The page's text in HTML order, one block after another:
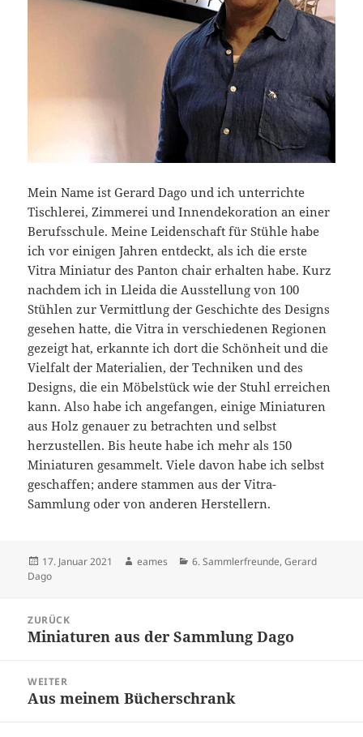
Mein Name ist Gerard Dago und ich unterrichte
Tischlerei, Zimmerei und Innendekoration an einer
Berufsschule. Meine Leidenschaft für Stühle habe
ich vor einigen Jahren entdeckt, als ich die erste
Vitra Miniatur des Panton chair erhalten habe. Kurz
nachdem ich in Lleida die Ausstellung von 100
Stühlen zur Vermittlung der Geschichte des Designs
gesehen hatte, die Vitra in verschiedenen Regionen
gezeigt hat, erkannte ich dort die Schönheit und die
Vielfalt der Materialien, der Techniken und des
Designs, die ein Möbelstück wie der Stuhl erreichen
kann. Also habe ich angefangen, einige Miniaturen
aus Holz genauer zu betrachten und selbst
herzustellen. Bis heute habe ich mehr als 150
Miniaturen gesammelt. Viele davon habe ich selbst
geschaffen; andere stammen aus der Vitra-
Sammlung oder von anderen Herstellern.
Veröffentlicht
am
17. Januar 2021 Autor
eames Kategorien
6. Sammlerfreunde,Gerard
Dago
ZURÜCK
Vorheriger
Miniaturen aus der Sammlung Dago
WEITER
Nächster
Aus meinem Bücherschrank